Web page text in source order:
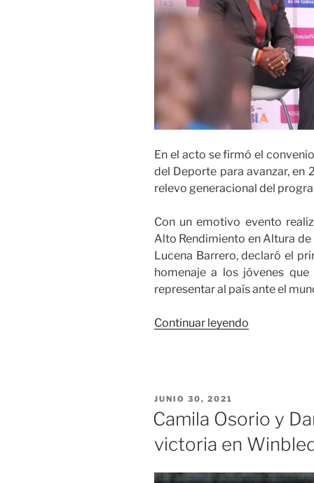
En el acto se firmó el
del Deporte para avanzar, en
relevo generacional del
Con un emotivo evento
Alto Rendimiento en Altura
Lucena Barrero, declaró el
homenaje a los jóvenes
representar al país ante el
Continuar leyendo
el
30
junio
PUBLICADO
JUNIO 30, 2021
Camila Osorio y
victoria en